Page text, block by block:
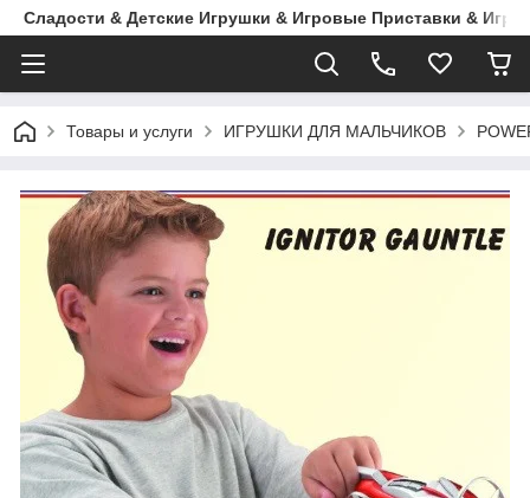
Сладости & Детские Игрушки & Игровые Приставки & Игры
Товары и услуги ИГРУШКИ ДЛЯ МАЛЬЧИКОВ